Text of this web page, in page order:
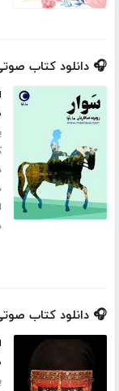
🎧 دانلود کتاب
🎧 دانلود کتاب